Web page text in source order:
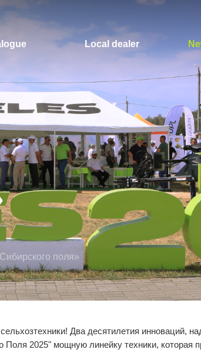
Local dealer
поля»
Два десятилетия инноваций,
2025" мощную линейку техники, которая